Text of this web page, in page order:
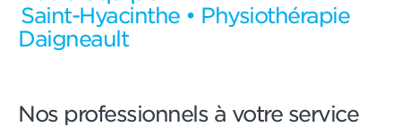
Saint-Hyacinthe • Physiothérapie
Daigneault
Nos professionnels à votre service